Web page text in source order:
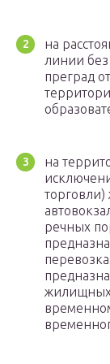
на
линии без
преград
на
речных
жилищных